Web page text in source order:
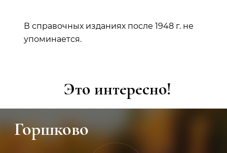
В справочных изданиях после 1948 г. не
упоминается.
Это интересно!
Горшково